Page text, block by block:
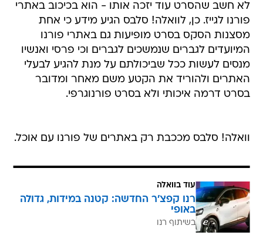
לא חשב שהסרט עוד יזכה אותו - הוא בכיכוב באתרי
פורנו לגייז. כן, לוואלה! סלבס הגיע מידע כי אחת
מסצנות הסקס בסרט מופיעות גם באתרי פורנו
המיועדים לגברים שנמשכים לגברים וכי פרסי ואנשיו
מנסים לעשות ככל שביכולתם על מנת להגיע לבעלי
האתרים ולהוריד את הקטע משם מאחר ומדובר
בסרט דרמה איכותי ולא בסרט פורנוגרפי.
וואלה! סלבס מככבת רק באתרים של פורנו עם אוכל.
עוד בוואלה
רנו קפצ'ר החדשה: קטנה במידות, גדולה
באופי
בשיתוף רנו